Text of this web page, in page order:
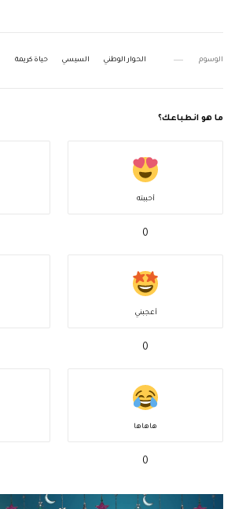
الوسوم الحوار الوطني السيسي حياة كريمة
ما هو انطباعك؟
أحببته
0
أعجبني
0
هاهاها
0